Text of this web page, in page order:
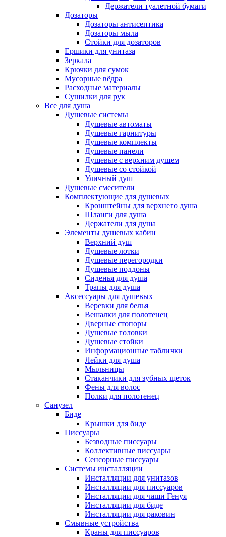
Держатели туалетной бумаги
Дозаторы
Дозаторы антисептика
Дозаторы мыла
Стойки для дозаторов
Ершики для унитаза
Зеркала
Крючки для сумок
Мусорные вёдра
Расходные материалы
Сушилки для рук
Все для душа
Душевые системы
Душевые автоматы
Душевые гарнитуры
Душевые комплекты
Душевые панели
Душевые с верхним душем
Душевые со стойкой
Уличный душ
Душевые смесители
Комплектующие для душевых
Кронштейны для верхнего душа
Шланги для душа
Держатели для душа
Элементы душевых кабин
Верхний душ
Душевые лотки
Душевые перегородки
Душевые поддоны
Сиденья для душа
Трапы для душа
Аксессуары для душевых
Веревки для белья
Вешалки для полотенец
Дверные стопоры
Душевые головки
Душевые стойки
Информационные таблички
Лейки для душа
Мыльницы
Стаканчики для зубных щеток
Фены для волос
Полки для полотенец
Санузел
Биде
Крышки для биде
Писсуары
Безводные писсуары
Коллективные писсуары
Сенсорные писсуары
Системы инсталляции
Инсталляции для унитазов
Инсталляции для писсуаров
Инсталляции для чаши Генуя
Инсталляции для биде
Инсталляции для раковин
Смывные устройства
Краны для писсуаров